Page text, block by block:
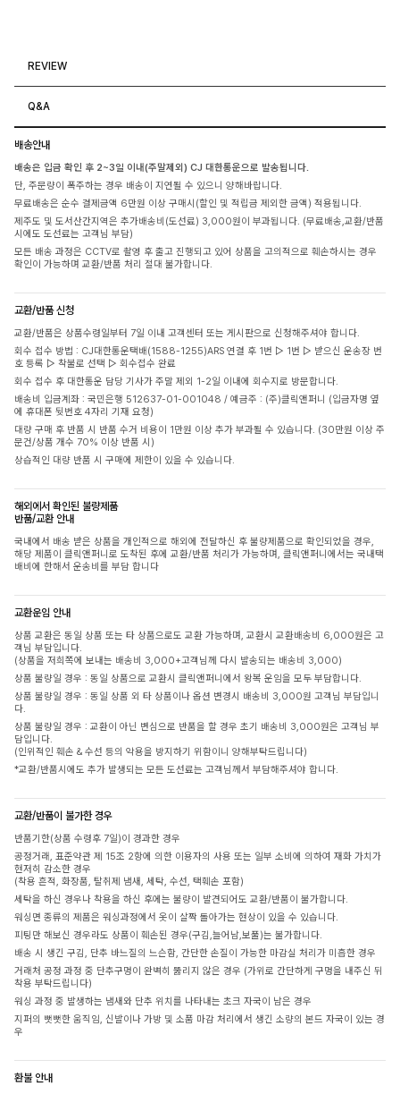
REVIEW
Q&A
배송안내
배송은 입금 확인 후 2~3일 이내(주말제외) CJ 대한통운으로 발송됩니다.
단, 주문량이 폭주하는 경우 배송이 지연될 수 있으니 양해바랍니다.
무료배송은 순수 결제금액 6만원 이상 구매시(할인 및 적립금 제외한 금액) 적용됩니다.
제주도 및 도서산간지역은 추가배송비(도선료) 3,000원이 부과됩니다. (무료배송,교환/반품
시에도 도선료는 고객님 부담)
모든 배송 과정은 CCTV로 촬영 후 출고 진행되고 있어 상품을 고의적으로 훼손하시는 경우
확인이 가능하며 교환/반품 처리 절대 불가합니다.
교환/반품 신청
교환/반품은 상품수령일부터 7일 이내 고객센터 또는 게시판으로 신청해주셔야 합니다.
회수 접수 방법 : CJ대한통운택배(1588-1255)ARS 연결 후 1번 ▷ 1번 ▷ 받으신 운송장 번
호 등록 ▷ 착불로 선택 ▷ 회수접수 완료
회수 접수 후 대한통운 담당 기사가 주말 제외 1-2일 이내에 회수지로 방문합니다.
배송비 입금계좌 : 국민은행 512637-01-001048 / 예금주 : (주)클릭앤퍼니 (입금자명 옆
에 휴대폰 뒷번호 4자리 기재 요청)
대량 구매 후 반품 시 반품 수거 비용이 1만원 이상 추가 부과될 수 있습니다. (30만원 이상 주
문건/상품 개수 70% 이상 반품 시)
상습적인 대량 반품 시 구매에 제한이 있을 수 있습니다.
해외에서 확인된 불량제품
반품/교환 안내
국내에서 배송 받은 상품을 개인적으로 해외에 전달하신 후 불량제품으로 확인되었을 경우,
해당 제품이 클릭앤퍼니로 도착된 후에 교환/반품 처리가 가능하며, 클릭앤퍼니에서는 국내택
배비에 한해서 운송비를 부담 합니다
교환운임 안내
상품 교환은 동일 상품 또는 타 상품으로도 교환 가능하며, 교환시 교환배송비 6,000원은 고
객님 부담입니다.
(상품을 저희쪽에 보내는 배송비 3,000+고객님께 다시 발송되는 배송비 3,000)
상품 불량일 경우 : 동일 상품으로 교환시 클릭앤퍼니에서 왕복 운임을 모두 부담합니다.
상품 불량일 경우 : 동일 상품 외 타 상품이나 옵션 변경시 배송비 3,000원 고객님 부담입니
다.
상품 불량일 경우 : 교환이 아닌 변심으로 반품을 할 경우 초기 배송비 3,000원은 고객님 부
담입니다.
(인위적인 훼손 & 수선 등의 악용을 방지하기 위함이니 양해부탁드립니다)
*교환/반품시에도 추가 발생되는 모든 도선료는 고객님께서 부담해주셔야 합니다.
교환/반품이 불가한 경우
반품기한(상품 수령후 7일)이 경과한 경우
공정거래, 표준약관 제 15조 2항에 의한 이용자의 사용 또는 일부 소비에 의하여 재화 가치가
현저히 감소한 경우
(착용 흔적, 화장품, 탈취제 냄새, 세탁, 수선, 택훼손 포함)
세탁을 하신 경우나 착용을 하신 후에는 불량이 발견되어도 교환/반품이 불가합니다.
워싱면 종류의 제품은 워싱과정에서 옷이 살짝 돌아가는 현상이 있을 수 있습니다.
피팅만 해보신 경우라도 상품이 훼손된 경우(구김,늘어남,보풀)는 불가합니다.
배송 시 생긴 구김, 단추 바느질의 느슨함, 간단한 손질이 가능한 마감실 처리가 미흡한 경우
거래처 공정 과정 중 단추구멍이 완벽히 뚫리지 않은 경우 (가위로 간단하게 구멍을 내주신 뒤
착용 부탁드립니다)
워싱 과정 중 발생하는 냄새와 단추 위치를 나타내는 초크 자국이 남은 경우
지퍼의 뻣뻣한 움직임, 신발이나 가방 및 소품 마감 처리에서 생긴 소량의 본드 자국이 있는 경
우
환불 안내